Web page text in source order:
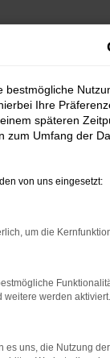
bestmögliche
Ihre
späteren
zum Umfang der
von uns eingesetzt:
um die
weitere werden aktiviert.
es uns, die Nutzung